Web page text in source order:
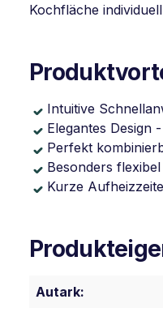
Kochfläche
Intuitive
Elegantes Design
Perfekt
Besonders
Kurze
Autark: